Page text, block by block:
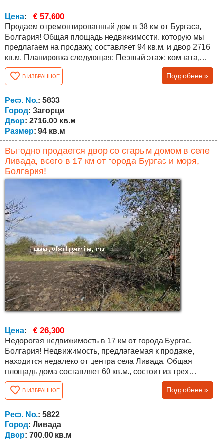
Цена: € 57,600
Продаем отремонтированный дом в 38 км от Бургаса,
Болгария! Общая площадь недвижимости, которую мы
предлагаем на продажу, составляет 94 кв.м. и двор 2716
кв.м. Планировка следующая: Первый этаж: комната,
техническое помещение, кладовая. Второй этаж:
прихожая, гостиная с кухней, спальня и ванная комната
с туалетом. В доме сделан частичный ремонт - новая
крыша, новая сантехника, новый бойлер, новая входная
дверь, отопительная печь...
В ИЗБРАННОЕ Подробнее »
Реф. No.: 5833
Город: Загорци
Двор: 2716.00 кв.м
Размер: 94 кв.м
Выгодно продается двор со старым домом в селе
Ливада, всего в 17 км от города Бургас и моря,
Болгария!
Цена: € 26,300
Недорогая недвижимость в 17 км от города Бургас,
Болгария! Недвижимость, предлагаемая к продаже,
находится недалеко от центра села Ливада. Общая
площадь дома составляет 60 кв.м., состоит из трех
комнат. Наше предложение – продажа двора, поскольку
дом нуждается в капитальном ремонте или в сносе.
Открыт лицевой счет на воду, а на электричество нет, но
за 600 евро через 2-3 месяца можно открыть лицевой
счет и на электричество....
В ИЗБРАННОЕ Подробнее »
Реф. No.: 5822
Город: Ливада
Двор: 700.00 кв.м